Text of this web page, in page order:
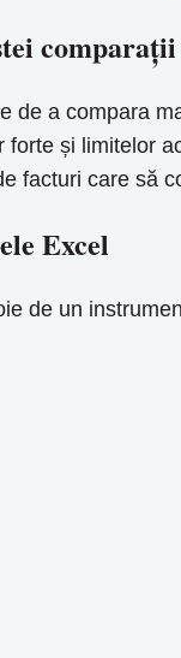
comparații
de a compara
forte și limitelor
facturi care să
Excel
de un